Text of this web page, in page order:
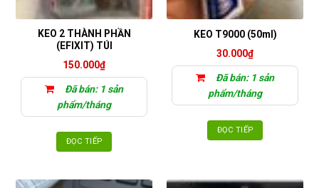
KEO 2 THÀNH PHẦN
(EFIXIT) TÚI
150.000₫
Đã bán: 1 sản
phẩm/tháng
ĐỌC TIẾP
KEO T9000 (50ml)
30.000₫
Đã bán: 1 sản
phẩm/tháng
ĐỌC TIẾP